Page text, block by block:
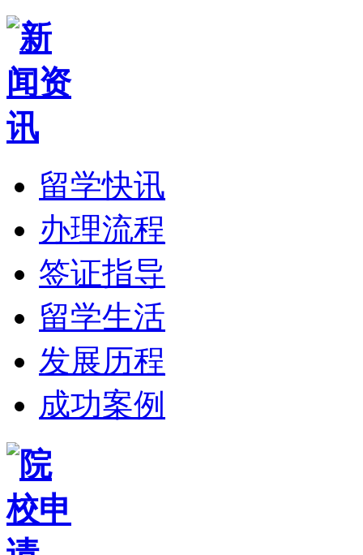
留学快讯
办理流程
签证指导
留学生活
发展历程
成功案例